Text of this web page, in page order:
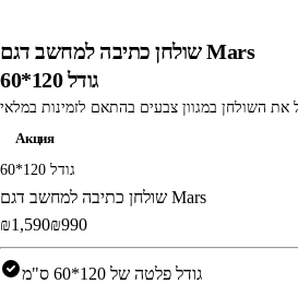
שולחן כתיבה למחשב דגם Mars
גודל 120*60
את השולחן במגוון צבעים בהתאם לזמינות במלאי
Акция
גודל 120*60
שולחן כתיבה למחשב דגם Mars
‎₪1,590‎‎₪990‎
גודל פלטה של 120*60 ס"מ